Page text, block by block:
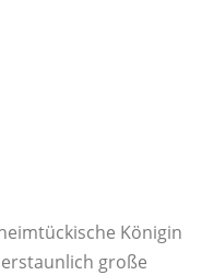
Königin
große